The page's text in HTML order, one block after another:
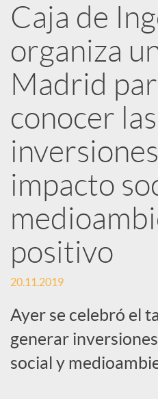
b
l
i
c
a
d
o
r
d
Caja de
organiza
Madrid
conocer las
impacto
positivo
20.11.2019
Ayer se celebró el
generar
social y